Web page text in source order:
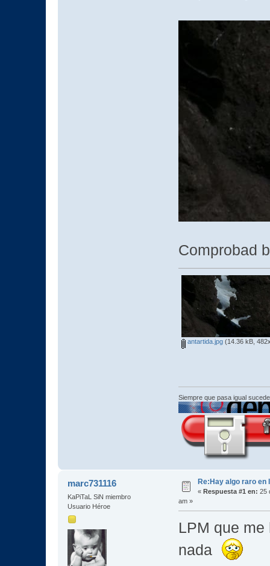
Comprobad
antartida.jpg(14.36 kB,
Siempre que pasa igual
marc731116
KaPiTaL SiN miembro
Usuario Héroe
Re:Hay algo raro en
« Respuesta #1 en: 25
am »
LPM que
nada